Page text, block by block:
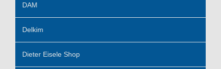
DAM
Delkim
Dieter Eisele Shop